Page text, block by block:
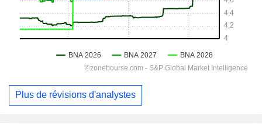
Plus de révisions d'analystes